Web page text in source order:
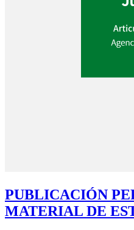
PUBLICACIÓN
MATERIAL DE